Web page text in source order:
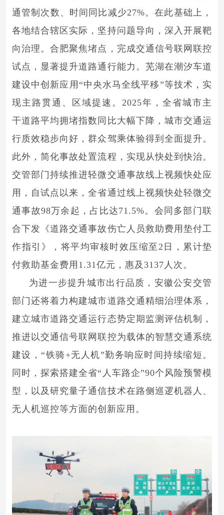
通管制次数、时间同比减少27%。在此基础上，
各地结合辖区实际，坚持问题导向，深入开展靶
向治理。合肥聚焦堵点，完成交通信号联网联控
试点，显著提升道路通行能力。芜湖在潮汐车道
建设中创新应用“中央水马全线平移”等技术，实
现主路贯通、区域提速。2025年，全省城市主
干道路平均拥堵指数同比大幅下降，城市交通运
行质效稳步向好，群众驾乘体验得到全面提升。
此外，简化事故处置流程，实现从快处到快治。
交管部门持续推进轻微交通事故线上视频快处应
用，自试点以来，全省通过线上视频快处轻微交
通事故98万余起，占比达71.5%。会同多部门联
合下发《道路交通事故伤亡人员救助费用垫付工
作指引》，将平均审核时效压缩至2日，累计垫
付救助基金费用1.31亿元，惠及3137人次。
为进一步提升城市出行品质，安徽公安交管
部门还将着力构建城市道路交通精细治理体系，
建立城市道路交通运行态势定期监测评估机制，
推进以交通信号联网联控为载体的智慧交通系统
建设，“铁骑+无人机”勤务响应时间持续缩短。
同时，探索搭建全省“人车路企”90个风险预警模
型，以及研究量子通信技术在路侧巡逻机器人、
无人机巡控等方面的创新应用。